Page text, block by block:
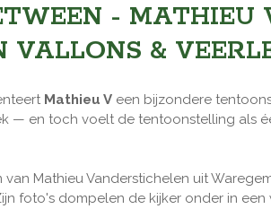
- MATHIEU
VALLONS &
Mathieu V een bijzondere
— en toch voelt de tentoonstelling als
van Mathieu Vanderstichelen uit
foto's dompelen de kijker onder in